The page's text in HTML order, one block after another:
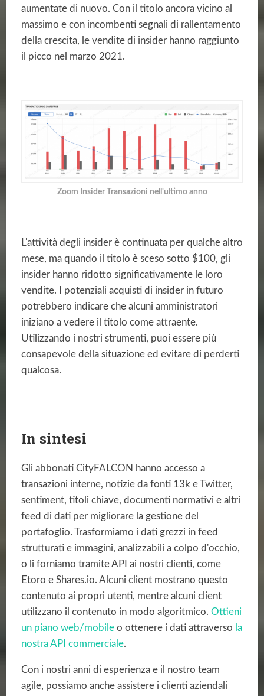
aumentate di nuovo. Con il titolo ancora vicino al
massimo e con incombenti segnali di rallentamento
della crescita, le vendite di insider hanno raggiunto
il picco nel marzo 2021.
Zoom Insider Transazioni nell'ultimo anno
L'attività degli insider è continuata per qualche altro
mese, ma quando il titolo è sceso sotto $100, gli
insider hanno ridotto significativamente le loro
vendite. I potenziali acquisti di insider in futuro
potrebbero indicare che alcuni amministratori
iniziano a vedere il titolo come attraente.
Utilizzando i nostri strumenti, puoi essere più
consapevole della situazione ed evitare di perderti
qualcosa.
In sintesi
Gli abbonati CityFALCON hanno accesso a
transazioni interne, notizie da fonti 13k e Twitter,
sentiment, titoli chiave, documenti normativi e altri
feed di dati per migliorare la gestione del
portafoglio. Trasformiamo i dati grezzi in feed
strutturati e immagini, analizzabili a colpo d'occhio,
o li forniamo tramite API ai nostri clienti, come
Etoro e Shares.io. Alcuni client mostrano questo
contenuto ai propri utenti, mentre alcuni client
utilizzano il contenuto in modo algoritmico. Ottieni
un piano web/mobileo ottenere i dati attraverso la
nostra API commerciale.
Con i nostri anni di esperienza e il nostro team
agile, possiamo anche assistere i clienti aziendali